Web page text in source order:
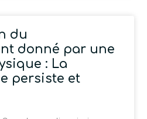
du
donné par une
: La
persiste et